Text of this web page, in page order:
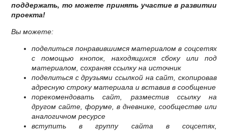
поддержать, то можете принять участие в развитии
проекта!
Вы можете:
поделиться понравившимся материалом в соцсетях
с помощью кнопок, находящихся сбоку или под
материалом, сохраняя ссылку на источник
поделиться с друзьями ссылкой на сайт, скопировав
адресную строку материала и вставив в сообщение
порекомендовать сайт, разместив ссылку на
другом сайте, форуме, в дневнике, сообществе или
аналогичном ресурсе
вступить в группу сайта в соцсетях,